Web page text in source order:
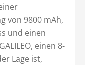
von 9800 mAh,
und einen
einen 8-
Lage ist,